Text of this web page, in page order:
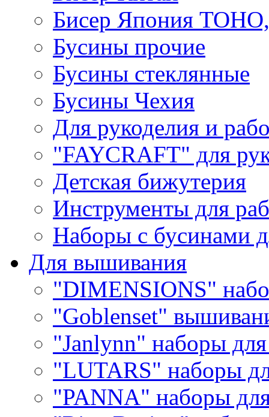
Бисер Япония
Бусины прочие
Бусины стеклянные
Бусины Чехия
Для рукоделия и
"FAYCRAFT" для
Детская бижутерия
Инструменты для
Наборы с бусинами
Для вышивания
"DIMENSIONS"
"Goblenset"
"Janlynn" наборы
"LUTARS" наборы
"PANNA" наборы